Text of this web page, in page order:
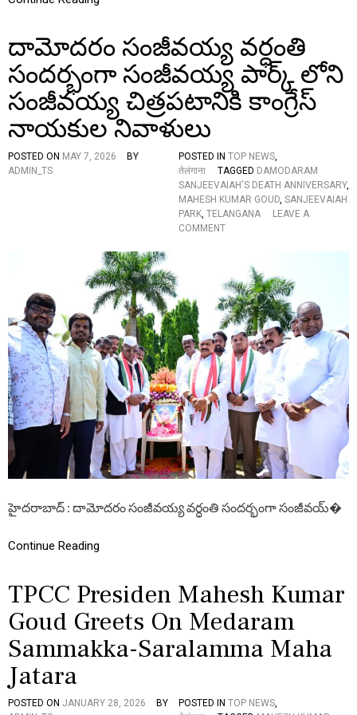
నం
చే
సి
న
టీ
సీ
అ
ధ్య
క్షు
లు
మ
మా
ర్
గౌ
డ్
దామోదరం సంజీవయ్య వర్ధంతి
సందర్భంగా సంజీవయ్య పార్క్ లోని
సంజీవయ్య చిత్రపటానికి కాంగ్రేస్
నాయకుల నివాళులు
POSTED ON MAY 7, 2026
BY
ADMIN_TS
POSTED IN TOP NEWS,
तेलंगाना
TAGGED DAMODARAM
SANJEEVAIAH'S DEATH ANNIVERSARY,
MAHESH KUMAR GOUD, SANJEEVAIAH
PARK, TELANGANA
LEAVE A
COMMENTO
ద
రం
సం
జీ
వ
య్య
వ
ర్ధం
తి
సం
ద
ర్భం
సం
వ
య్య
జీ
వ
య్య
చి
త్ర
ని
హైదరాబాద్ : దామోదరం సంజీవయ్య వర్ధంతి సందర్భంగా సంజీవయ్�
Continue Reading
TPCC Presiden Mahesh Kumar
Goud Greets On Medaram
Sammakka-Saralamma Maha
Jatara
POSTED ON JANUARY 28, 2026
BY
POSTED IN TOP NEWS,